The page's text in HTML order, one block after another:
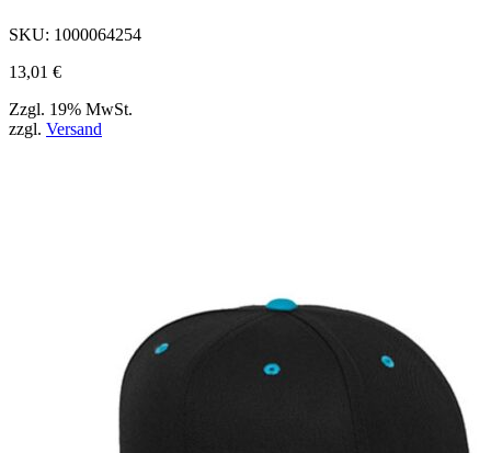
SKU: 1000064254
13,01 €
Zzgl. 19% MwSt.
zzgl. Versand